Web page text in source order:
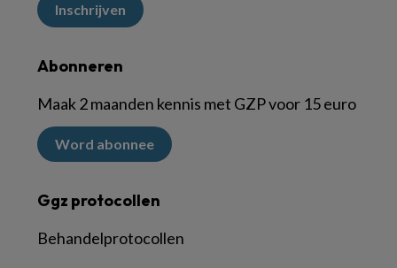
Inschrijven
Abonneren
Maak 2 maanden kennis met GZP voor 15 euro
Word abonnee
Ggz protocollen
Behandelprotocollen